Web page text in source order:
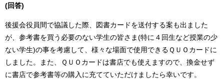
(回答)
後援会役員間で協議した際、図書カードを送付する案も出ました
が、参考書を買う必要のない学生の皆さま(特に４回生など授業の少
ない学生)の事を考慮して、様々な場面で使用できるＱＵＯカードに
しました。また、ＱＵＯカードは書店でも使えますので、換金せず
に書店で参考書等の購入に充てていただけましたら幸いです。